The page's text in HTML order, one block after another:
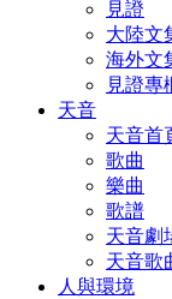
見證
大陸文
海外文
見證專
天音
天音首
歌曲
樂曲
歌譜
天音劇
天音歌
人與環境